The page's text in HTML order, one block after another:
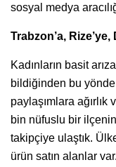
sosyal medya
Trabzon’a,
Kadınların basit
bildiğinden bu
paylaşımlara
bin nüfuslu bir ilçenin
takipçiye ulaştık.
ürün satın alanlar